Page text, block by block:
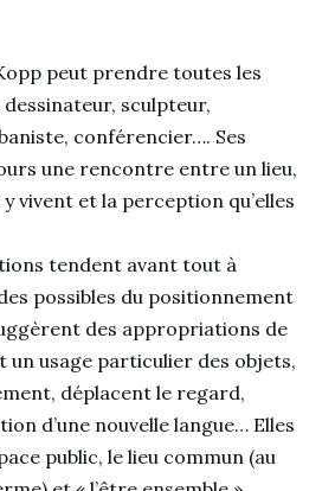
peut prendre toutes les
sculpteur,
conférencier…. Ses
une rencontre entre un lieu,
vivent et la perception qu’elles
tendent avant tout à
possibles du positionnement
des appropriations de
un usage particulier des objets,
déplacent le regard,
d’une nouvelle langue… Elles
public, le lieu commun (au